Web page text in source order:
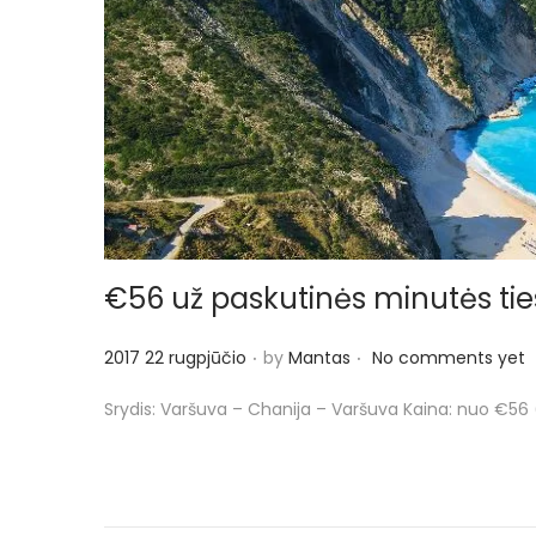
€56 už paskutinės minutės
P
s
2017 22 rugpjūčio . by Mantas . No comments yet
Srydis: Varšuva – Chanija – Varšuva Kaina: nuo €56